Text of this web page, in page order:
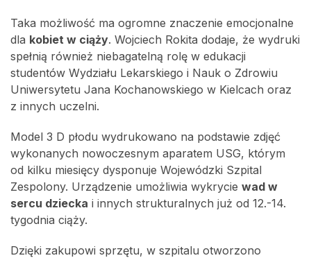
Taka możliwość ma ogromne znaczenie emocjonalne
dla kobiet w ciąży. Wojciech Rokita dodaje, że wydruki
spełnią również niebagatelną rolę w edukacji
studentów Wydziału Lekarskiego i Nauk o Zdrowiu
Uniwersytetu Jana Kochanowskiego w Kielcach oraz
z innych uczelni.
Model 3 D płodu wydrukowano na podstawie zdjęć
wykonanych nowoczesnym aparatem USG, którym
od kilku miesięcy dysponuje Wojewódzki Szpital
Zespolony. Urządzenie umożliwia wykrycie wad w
sercu dziecka i innych strukturalnych już od 12.-14.
tygodnia ciąży.
Dzięki zakupowi sprzętu, w szpitalu otworzono